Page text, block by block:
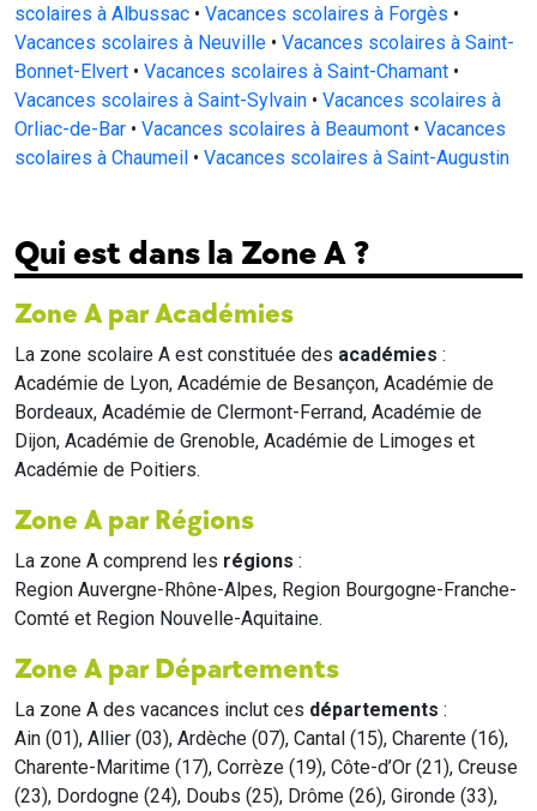
scolaires à Albussac • Vacances scolaires à Forgès •
Vacances scolaires à Neuville • Vacances scolaires à Saint-
Bonnet-Elvert • Vacances scolaires à Saint-Chamant •
Vacances scolaires à Saint-Sylvain • Vacances scolaires à
Orliac-de-Bar • Vacances scolaires à Beaumont • Vacances
scolaires à Chaumeil • Vacances scolaires à Saint-Augustin
Qui est dans la Zone A ?
Zone A par Académies
La zone scolaire A est constituée des académies :
Académie de Lyon, Académie de Besançon, Académie de
Bordeaux, Académie de Clermont-Ferrand, Académie de
Dijon, Académie de Grenoble, Académie de Limoges et
Académie de Poitiers.
Zone A par Régions
La zone A comprend les régions :
Region Auvergne-Rhône-Alpes, Region Bourgogne-Franche-
Comté et Region Nouvelle-Aquitaine.
Zone A par Départements
La zone A des vacances inclut ces départements :
Ain (01), Allier (03), Ardèche (07), Cantal (15), Charente (16),
Charente-Maritime (17), Corrèze (19), Côte-d’Or (21), Creuse
(23), Dordogne (24), Doubs (25), Drôme (26), Gironde (33),